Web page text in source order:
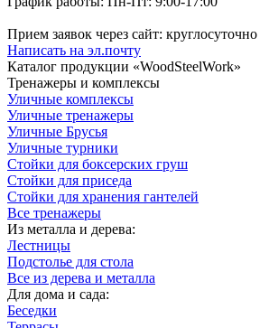
Прием заявок через сайт: круглосуточно
Написать на эл.почту
Каталог продукции «WoodSteelWork»
Тренажеры и комплексы
Уличные комплексы
Уличные тренажеры
Уличные Брусья
Уличные турники
Стойки для боксерских груш
Стойки для приседа
Стойки для хранения гантелей
Все тренажеры
Из металла и дерева:
Лестницы
Подстолье для стола
Все из дерева и металла
Для дома и сада:
Беседки